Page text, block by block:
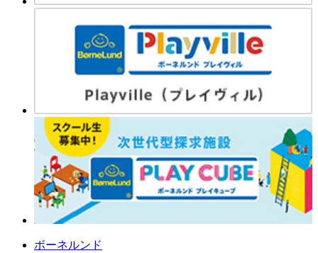
ボーネルンド